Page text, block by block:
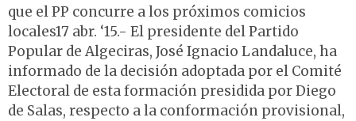
que el PP concurre a los próximos comicios
locales17 abr. ‘15.- El presidente del Partido
Popular de Algeciras, José Ignacio Landaluce, ha
informado de la decisión adoptada por el Comité
Electoral de esta formación presidida por Diego
de Salas, respecto a la conformación provisional,